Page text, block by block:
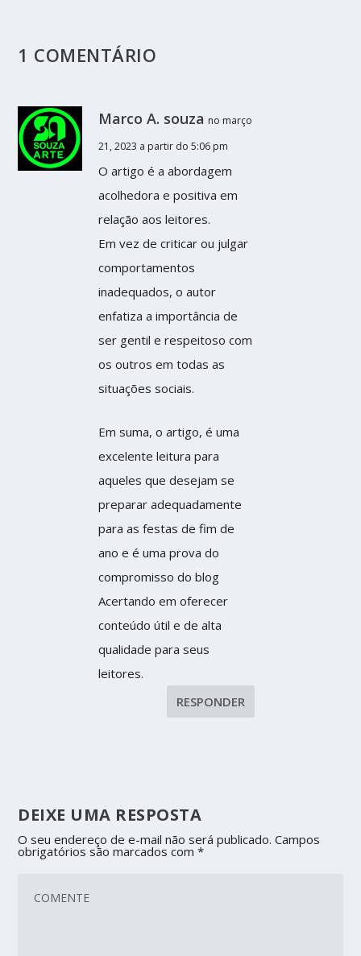
1 COMENTÁRIO
Marco A. souza no março
21, 2023 a partir do 5:06 pm
O artigo é a abordagem
acolhedora e positiva em
relação aos leitores.
Em vez de criticar ou julgar
comportamentos
inadequados, o autor
enfatiza a importância de
ser gentil e respeitoso com
os outros em todas as
situações sociais.
Em suma, o artigo, é uma
excelente leitura para
aqueles que desejam se
preparar adequadamente
para as festas de fim de
ano e é uma prova do
compromisso do blog
Acertando em oferecer
conteúdo útil e de alta
qualidade para seus
leitores.
RESPONDER
DEIXE UMA RESPOSTA
O seu endereço de e-mail não será publicado. Campos
obrigatórios são marcados com*